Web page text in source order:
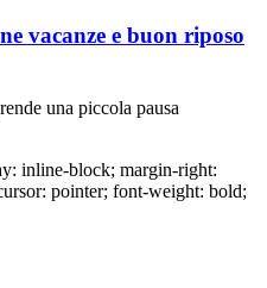
vacanze e buon riposo
una piccola pausa
inline-block; margin-right:
pointer; font-weight: bold;